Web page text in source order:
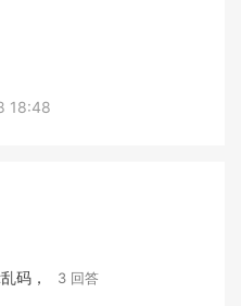
18:48
码， 3 回答